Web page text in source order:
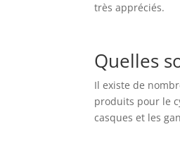
très appréciés.
Quelles
Il existe de
produits pour le
casques et les